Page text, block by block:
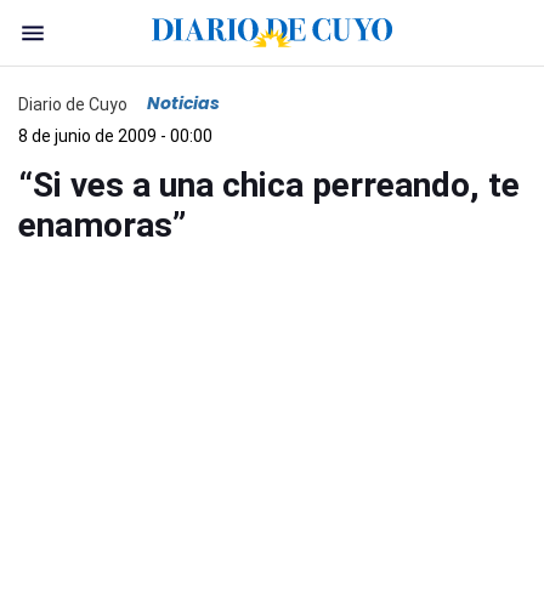
Diario de Cuyo Noticias
8 de junio de 2009 - 00:00
“Si ves a una chica perreando, te
enamoras”